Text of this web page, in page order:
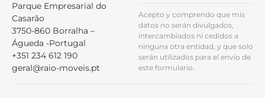
Parque Empresarial do
Casarão
3750-860 Borralha –
Águeda -Portugal
+351 234 612 190
geral@raio-moveis.pt
Acepto y comprendo que mis
datos no serán divulgados,
intercambiados ni cedidos a
ninguna otra entidad, y que solo
serán utilizados para el envío de
este formulario.